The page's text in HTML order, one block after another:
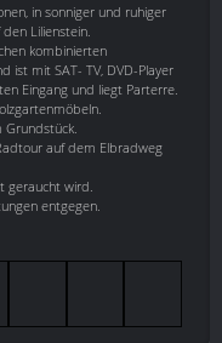
in sonniger und ruhiger
Lilienstein.
kombinierten
ist mit SAT- TV, DVD-Player
Eingang und liegt Parterre.
auf dem Elbradweg
geraucht wird.
entgegen.